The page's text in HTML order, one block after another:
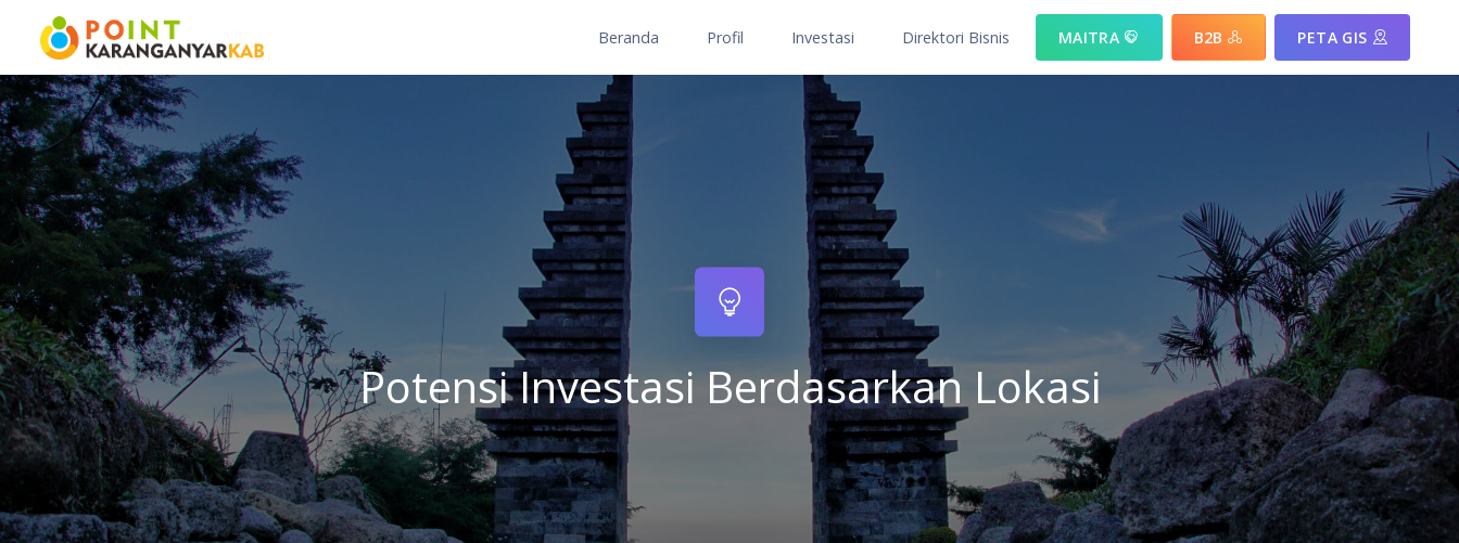
Beranda Profil Investasi
LOKASI
Lokasi investasi yang ditawarkan
SEKTOR
Potensi investasi berdasakan sektor yang ada
KOMODITAS
Potensi investasi berdasakan komoditas unggulan
Direktori Bisnis MAITRA B2B PETA GIS
Potensi Investasi Berdasarkan Lokasi